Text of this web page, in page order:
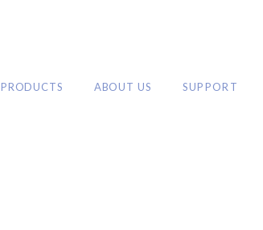
PRODUCTS ABOUT US SUPPORT